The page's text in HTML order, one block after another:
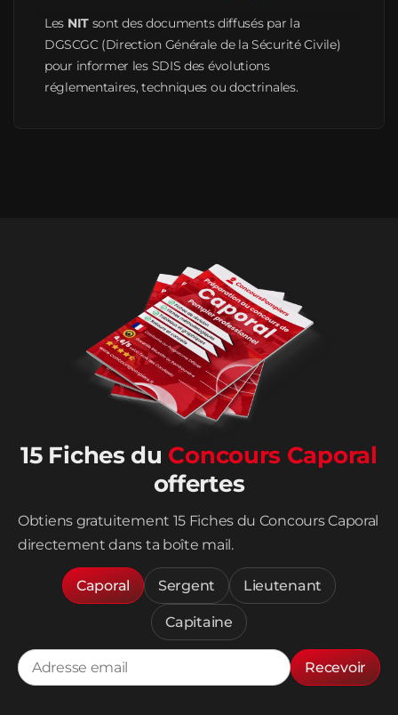
Les NITsont des documents diffusés par la
DGSCGC (Direction Générale de la Sécurité Civile)
pour informer les SDIS des évolutions
réglementaires, techniques ou doctrinales.
15 Fiches du Concours Caporal
offertes
Obtiens gratuitement 15 Fiches du Concours Caporal
directement dans ta boîte mail.
Caporal Sergent Lieutenant
Capitaine
Recevoir